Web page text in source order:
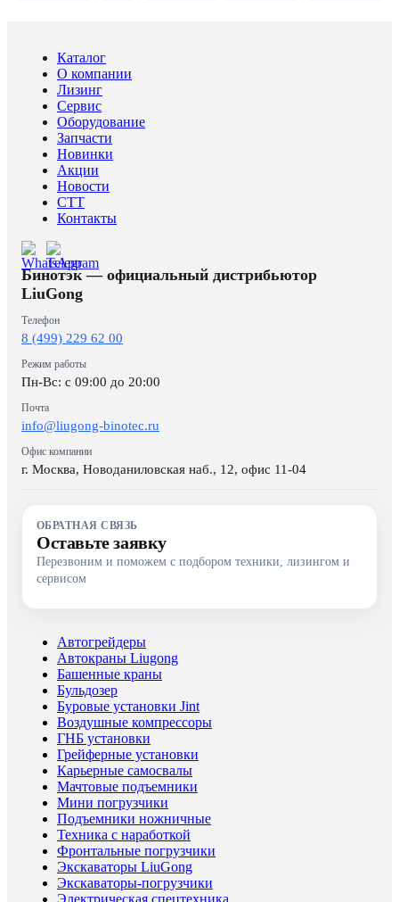
Каталог
О компании
Лизинг
Сервис
Оборудование
Запчасти
Новинки
Акции
Новости
CTT
Контакты
Бинотэк — официальный дистрибьютор
LiuGong
Телефон
8 (499) 229 62 00
Режим работы
Пн-Вс: c 09:00 до 20:00
Почта
info@liugong-binotec.ru
Офис компании
г. Москва, Новоданиловская наб., 12, офис 11-04
ОБРАТНАЯ СВЯЗЬ
Оставьте заявку
Перезвоним и поможем с подбором техники, лизингом и
сервисом
Автогрейдеры
Автокраны Liugong
Башенные краны
Бульдозер
Буровые установки Jint
Воздушные компрессоры
ГНБ установки
Грейферные установки
Карьерные самосвалы
Мачтовые подъемники
Мини погрузчики
Подъемники ножничные
Техника с наработкой
Фронтальные погрузчики
Экскаваторы LiuGong
Экскаваторы-погрузчики
Электрическая спецтехника